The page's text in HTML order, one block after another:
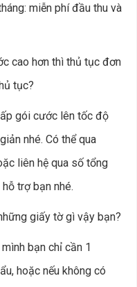
miễn phí đầu thu và
cao hơn thì thủ tục đơn
tục?
gói cước lên tốc độ
nhé. Có thể qua
liên hệ qua số tổng
trợ bạn nhé.
giấy tờ gì vậy bạn?
bạn chỉ cần 1
hoặc nếu không có